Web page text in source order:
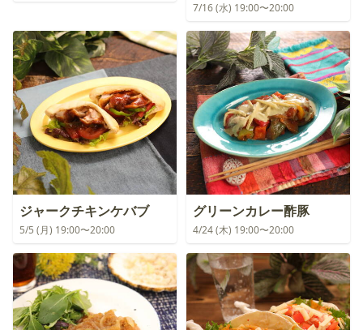
7/16 (水) 19:00〜20:00
ジャークチキンケバブ
5/5 (月) 19:00〜20:00
グリーンカレー酢豚
4/24 (木) 19:00〜20:00